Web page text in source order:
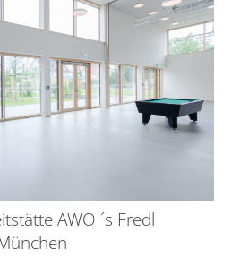
AWO ´s Fredl